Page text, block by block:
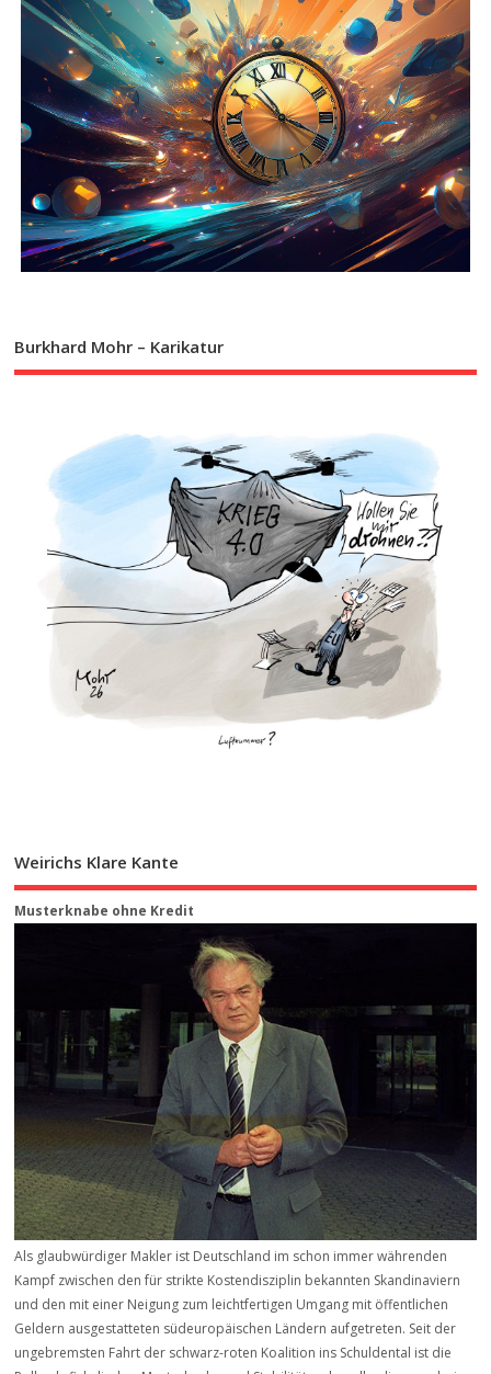
Burkhard Mohr – Karikatur
Weirichs Klare Kante
Musterknabe ohne Kredit
Als glaubwürdiger Makler ist Deutschland im schon immer währenden
Kampf zwischen den für strikte Kostendisziplin bekannten Skandinaviern
und den mit einer Neigung zum leichtfertigen Umgang mit öffentlichen
Geldern ausgestatteten südeuropäischen Ländern aufgetreten. Seit der
ungebremsten Fahrt der schwarz-roten Koalition ins Schuldental ist die